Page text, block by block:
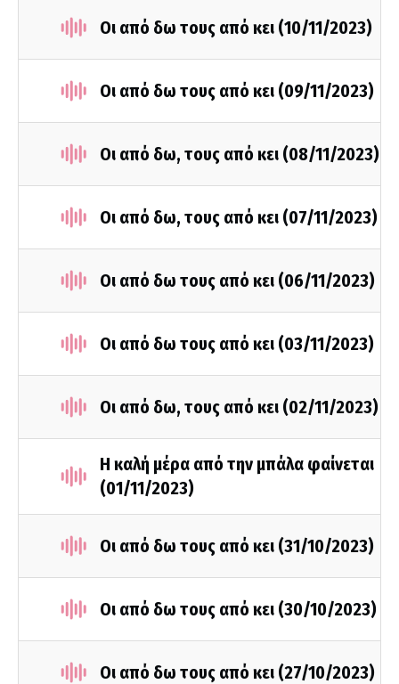
Οι από δω τους από κει (10/11/2023)
Οι από δω τους από κει (09/11/2023)
Οι από δω, τους από κει (08/11/2023)
Οι από δω, τους από κει (07/11/2023)
Οι από δω τους από κει (06/11/2023)
Οι από δω τους από κει (03/11/2023)
Οι από δω, τους από κει (02/11/2023)
Η καλή μέρα από την μπάλα φαίνεται
(01/11/2023)
Οι από δω τους από κει (31/10/2023)
Οι από δω τους από κει (30/10/2023)
Οι από δω τους από κει (27/10/2023)